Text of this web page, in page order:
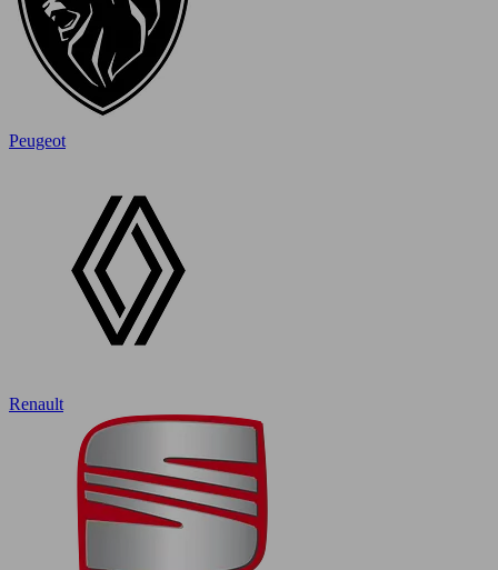
Peugeot
Renault